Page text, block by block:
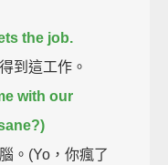
the job.
到這工作。
with our
。(Yo，你瘋了